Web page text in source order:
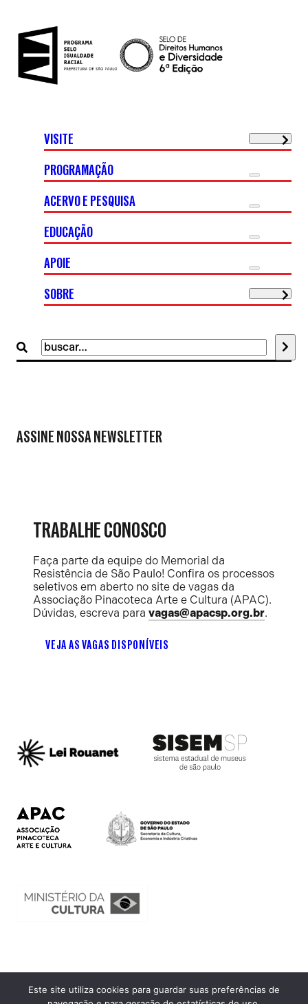
Buscar
por:
VISITE
PROGRAMAÇÃO
ACERVO E PESQUISA
EDUCAÇÃO
APOIE
SOBRE
ASSINE NOSSA NEWSLETTER
TRABALHE CONOSCO
Faça parte da equipe do Memorial da
Resistência de São Paulo! Confira os processos
seletivos em aberto no site de vagas da
Associação Pinacoteca Arte e Cultura (APAC).
Dúvidas, escreva para vagas@apacsp.org.br.
VEJA AS VAGAS DISPONÍVEIS
Ouvidoria
Este site utiliza cookies para guardar suas preferências de